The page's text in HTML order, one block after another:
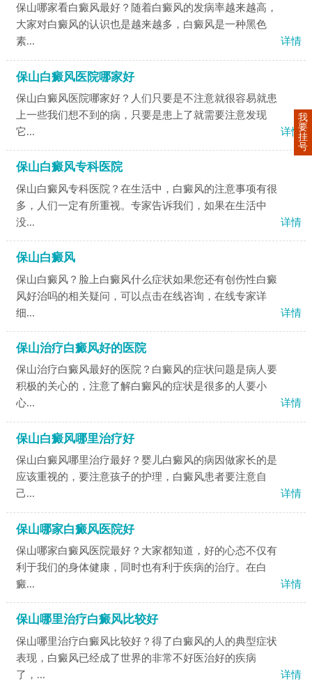
保山哪家看白癜风最好？随着白癜风的发病率越来越高，
大家对白癜风的认识也是越来越多，白癜风是一种黑色
素...
详情
保山白癜风医院哪家好
保山白癜风医院哪家好？人们只要是不注意就很容易就患
上一些我们想不到的病，只要是患上了就需要注意发现
它...
详情
保山白癜风专科医院
保山白癜风专科医院？在生活中，白癜风的注意事项有很
多，人们一定有所重视。专家告诉我们，如果在生活中
没...
详情
保山白癜风
保山白癜风？脸上白癜风什么症状如果您还有创伤性白癜
风好治吗的相关疑问，可以点击在线咨询，在线专家详
细...
详情
保山治疗白癜风好的医院
保山治疗白癜风最好的医院？白癜风的症状问题是病人要
积极的关心的，注意了解白癜风的症状是很多的人要小
心...
详情
保山白癜风哪里治疗好
保山白癜风哪里治疗最好？婴儿白癜风的病因做家长的是
应该重视的，要注意孩子的护理，白癜风患者要注意自
己...
详情
保山哪家白癜风医院好
保山哪家白癜风医院最好？大家都知道，好的心态不仅有
利于我们的身体健康，同时也有利于疾病的治疗。在白
癜...
详情
保山哪里治疗白癜风比较好
保山哪里治疗白癜风比较好？得了白癜风的人的典型症状
表现，白癜风已经成了世界的非常不好医治好的疾病
了，...
详情
我
要
挂
号